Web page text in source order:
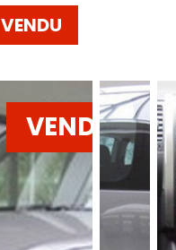
VENDU
VENDU